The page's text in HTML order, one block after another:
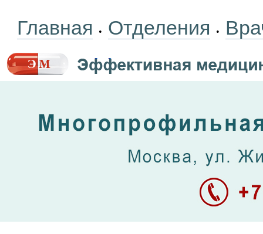
Главная • Отделения •